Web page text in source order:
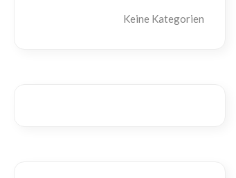
Keine Kategorien